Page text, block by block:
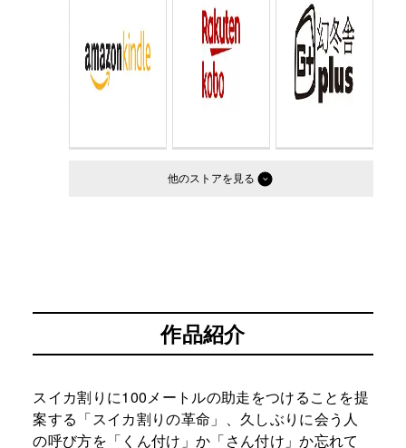
他のストア
作品紹介
スイカ割りに100メートルの助走をつけることを提
案する「スイカ割りの革命」、久しぶりに会う人
の呼び方を「くん付け」か「さん付け」か忘れて